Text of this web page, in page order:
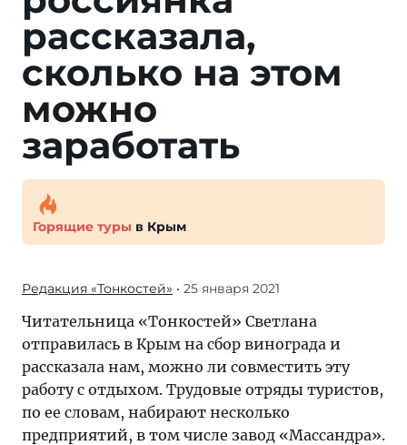
рассказала,
сколько на этом
можно
заработать
Горящие туры в Крым
Редакция «Тонкостей» • 25 января 2021
Читательница «Тонкостей» Светлана
отправилась в Крым на сбор винограда и
рассказала нам, можно ли совместить эту
работу с отдыхом. Трудовые отряды туристов,
по ее словам, набирают несколько
предприятий, в том числе завод «Массандра».